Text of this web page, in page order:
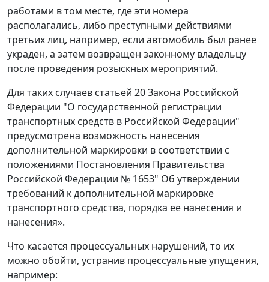
работами в том месте, где эти номера
располагались, либо преступными действиями
третьих лиц, например, если автомобиль был ранее
украден, а затем возвращен законному владельцу
после проведения розыскных мероприятий.
Для таких случаев статьей 20 Закона Российской
Федерации "О государственной регистрации
транспортных средств в Российской Федерации"
предусмотрена возможность нанесения
дополнительной маркировки в соответствии с
положениями Постановления Правительства
Российской Федерации № 1653" Об утверждении
требований к дополнительной маркировке
транспортного средства, порядка ее нанесения и
нанесения».
Что касается процессуальных нарушений, то их
можно обойти, устранив процессуальные упущения,
например: